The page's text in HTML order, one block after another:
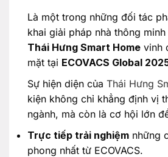
Là một trong những đối tác
khai giải pháp nhà thông
Thái Hưng Smart Homevinh
mặt tại ECOVACS Global
Sự hiện diện của Thái Hưng
kiện không chỉ khẳng định vị
ngành, mà còn là cơ hội lớn
Trực tiếp trải nghiệmnhững
phong nhất từ ECOVACS.